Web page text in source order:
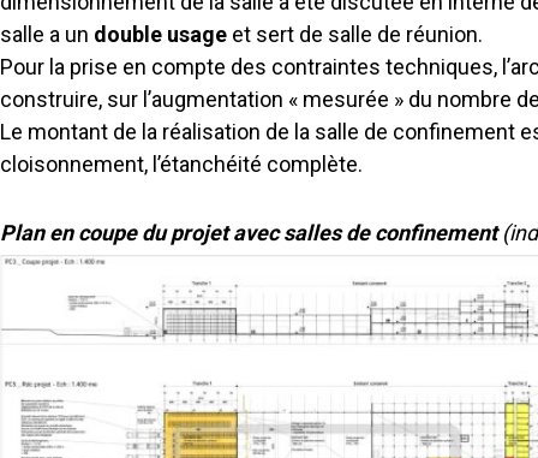
salle a un double usage et sert de salle de réunion.
Pour la prise en compte des contraintes techniques,
construire, sur l’augmentation « mesurée » du nombre
Le montant de la réalisation de la salle de confinement
cloisonnement, l’étanchéité complète.
Plan en coupe du projet avec salles de confinement